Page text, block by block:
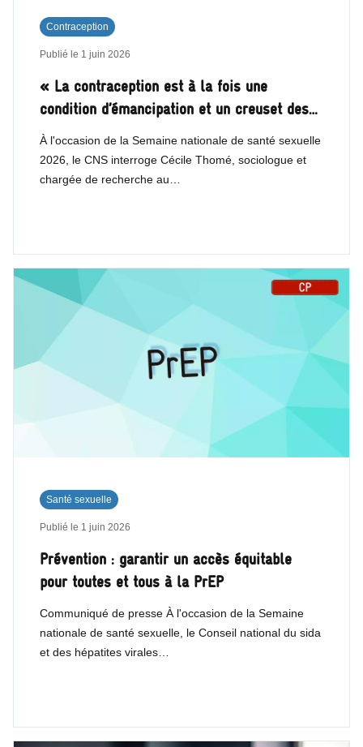
« La contraception est à la fois une
condition d’émancipation et un creuset des…
À l'occasion de la Semaine nationale de santé sexuelle
2026, le CNS interroge Cécile Thomé, sociologue et
chargée de recherche au…
Contraception
Publié le 1 juin 2026
Prévention : garantir un accès équitable
pour toutes et tous à la PrEP
Communiqué de presse À l'occasion de la Semaine
nationale de santé sexuelle, le Conseil national du sida
et des hépatites virales…
Santé sexuelle
Publié le 1 juin 2026